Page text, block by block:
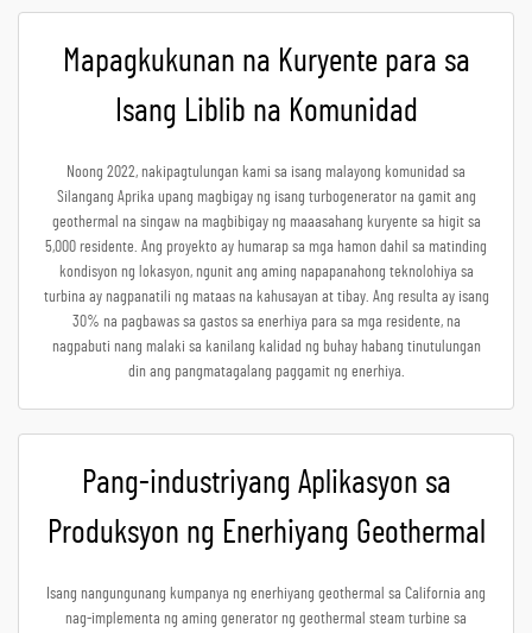
Mapagkukunan na Kuryente para sa
Isang Liblib na Komunidad
Noong 2022, nakipagtulungan kami sa isang malayong komunidad sa
Silangang Aprika upang magbigay ng isang turbogenerator na gamit ang
geothermal na singaw na magbibigay ng maaasahang kuryente sa higit sa
5,000 residente. Ang proyekto ay humarap sa mga hamon dahil sa matinding
kondisyon ng lokasyon, ngunit ang aming napapanahong teknolohiya sa
turbina ay nagpanatili ng mataas na kahusayan at tibay. Ang resulta ay isang
30% na pagbawas sa gastos sa enerhiya para sa mga residente, na
nagpabuti nang malaki sa kanilang kalidad ng buhay habang tinutulungan
din ang pangmatagalang paggamit ng enerhiya.
Pang-industriyang Aplikasyon sa
Produksyon ng Enerhiyang Geothermal
Isang nangungunang kumpanya ng enerhiyang geothermal sa California ang
nag-implementa ng aming generator ng geothermal steam turbine sa